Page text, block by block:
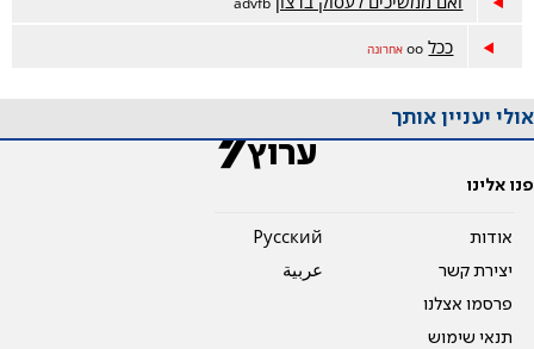
ככל oo אחרונה
אולי יעניין אותך
פנו אלינו
אודות
יצירת קשר
פרסמו אצלנו
תנאי שימוש
Pусский
عربية